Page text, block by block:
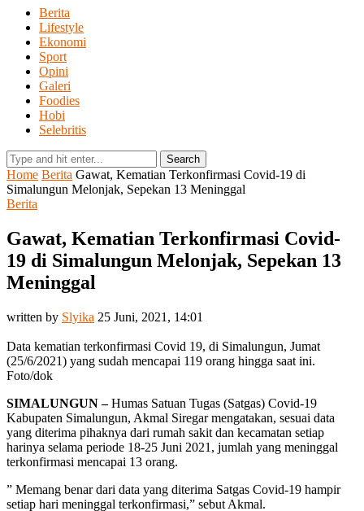
Berita
Lifestyle
Ekonomi
Sport
Opini
Galeri
Foodies
Hobi
Selebritis
Search
Home Berita Gawat, Kematian Terkonfirmasi Covid-19 di
Simalungun Melonjak, Sepekan 13 Meninggal
Berita
Gawat, Kematian Terkonfirmasi Covid-
19 di Simalungun Melonjak, Sepekan 13
Meninggal
written by Slyika 25 Juni, 2021, 14:01
Data kematian terkonfirmasi Covid 19, di Simalungun, Jumat
(25/6/2021) yang sudah mencapai 119 orang hingga saat ini.
Foto/dok
SIMALUNGUN –Humas Satuan Tugas (Satgas) Covid-19
Kabupaten Simalungun, Akmal Siregar mengatakan, sesuai data
yang diterima pihaknya dari rumah sakit dan kecamatan setiap
harinya selama periode 18-25 Juni 2021, jumlah yang meninggal
terkonfirmasi mencapai 13 orang.
” Memang benar dari data yang diterima Satgas Covid-19 hampir
setiap hari meninggal terkonfirmasi,” sebut Akmal.